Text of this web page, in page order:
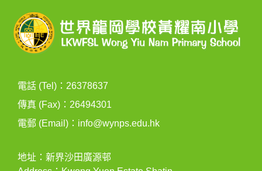
電話 (Tel)：26378637
傳真 (Fax)：26494301
電郵 (Email)： info@wynps.edu.hk
地址：新界沙田廣源邨